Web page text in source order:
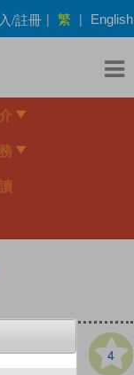
/註冊 | 繁 | English
4